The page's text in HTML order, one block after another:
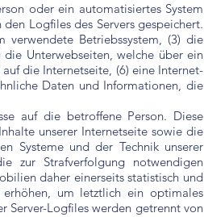
oder ein automatisiertes System
Logfiles des Servers gespeichert.
verwendete Betriebssystem, (3) die
die Unterwebseiten, welche über ein
die Internetseite, (6) eine Internet-
Daten und Informationen, die
auf die betroffene Person. Diese
unserer Internetseite sowie die
Systeme und der Technik unserer
zur Strafverfolgung notwendigen
daher einerseits statistisch und
um letztlich ein optimales
Server-Logfiles werden getrennt von